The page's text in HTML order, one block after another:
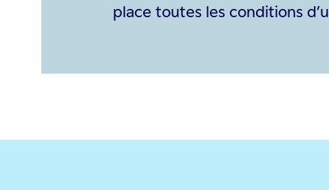
place toutes les conditions